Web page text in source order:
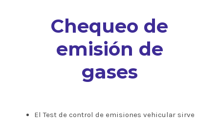
Chequeo de
emisión de
gases
El Test de control de emisiones vehicular sirve